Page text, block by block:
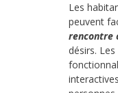
Les
peuvent
rencontre
désirs.